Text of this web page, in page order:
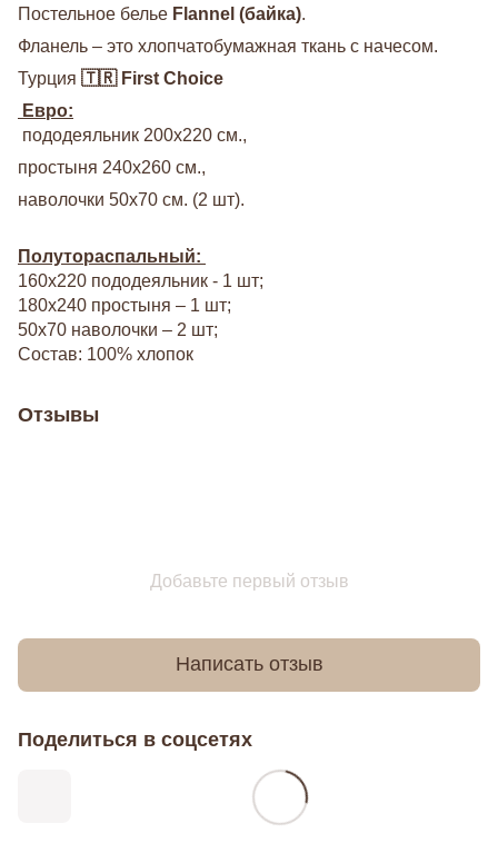
Постельное белье Flannel (байка).
Фланель – это хлопчатобумажная ткань с начесом.
Турция 🇹🇷 First Choice
Евро:
пододеяльник 200х220 см.,
простыня 240х260 см.,
наволочки 50х70 см. (2 шт).
Полутораспальный:
160х220 пододеяльник - 1 шт;
180х240 простыня – 1 шт;
50х70 наволочки – 2 шт;
Состав: 100% хлопок
Отзывы
Добавьте первый отзыв
Написать отзыв
Поделиться в соцсетях